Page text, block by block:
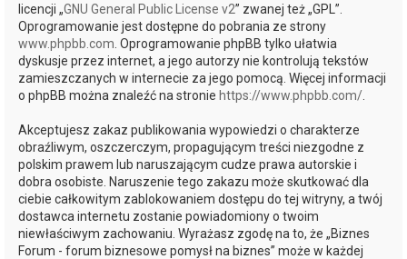
licencji „GNU General Public License v2” zwanej też „GPL”.
Oprogramowanie jest dostępne do pobrania ze strony
www.phpbb.com . Oprogramowanie phpBB tylko ułatwia
dyskusje przez internet, a jego autorzy nie kontrolują tekstów
zamieszczanych w internecie za jego pomocą. Więcej informacji
o phpBB można znaleźć na stronie https://www.phpbb.com/
Akceptujesz zakaz publikowania wypowiedzi o charakterze
obraźliwym, oszczerczym, propagującym treści niezgodne z
polskim prawem lub naruszającym cudze prawa autorskie i
dobra osobiste. Naruszenie tego zakazu może skutkować dla
ciebie całkowitym zablokowaniem dostępu do tej witryny, a twój
dostawca internetu zostanie powiadomiony o twoim
niewłaściwym zachowaniu. Wyrażasz zgodę na to, że „Biznes
Forum - forum biznesowe pomysł na biznes” może w każdej